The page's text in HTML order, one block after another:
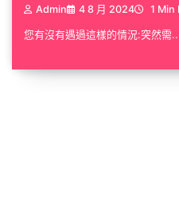
Admin 4 8 月 2024 1 Min
您有沒有遇過這樣的情況:突然需